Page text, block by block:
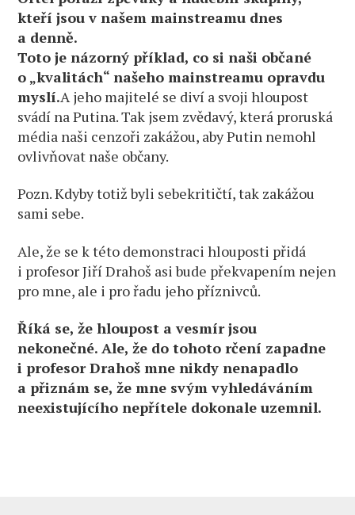
kteří jsou v našem mainstreamu dnes
a denně.
Toto je názorný příklad, co si naši občané
o „kvalitách“ našeho mainstreamu opravdu
myslí.A jeho majitelé se diví a svoji hloupost
svádí na Putina. Tak jsem zvědavý, která proruská
média naši cenzoři zakážou, aby Putin nemohl
ovlivňovat naše občany.
Pozn. Kdyby totiž byli sebekritičtí, tak zakážou
sami sebe.
Ale, že se k této demonstraci hlouposti přidá
i profesor Jiří Drahoš asi bude překvapením nejen
pro mne, ale i pro řadu jeho příznivců.
Říká se, že hloupost a vesmír jsou
nekonečné. Ale, že do tohoto rčení zapadne
i profesor Drahoš mne nikdy nenapadlo
a přiznám se, že mne svým vyhledáváním
neexistujícího nepřítele dokonale uzemnil.